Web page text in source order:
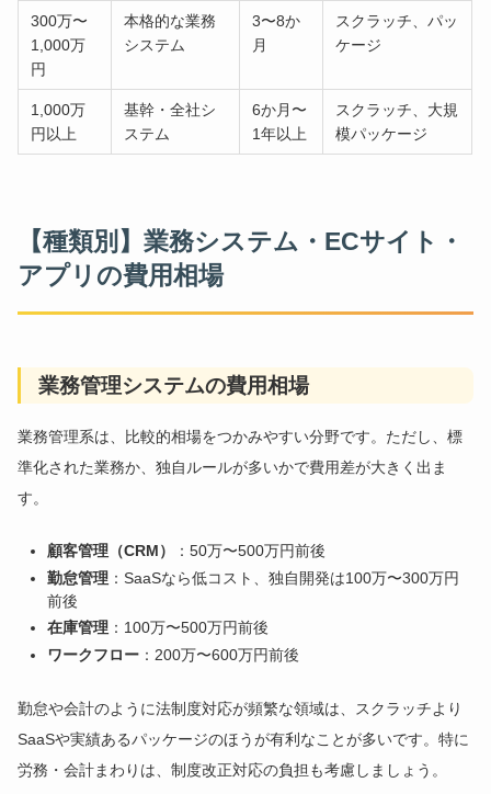
300万〜
1,000万
円
本格的な業務
システム
3〜8か
月
スクラッチ、パッ
ケージ
1,000万
円以上
基幹・全社シ
ステム
6か月〜
1年以上
スクラッチ、大規
模パッケージ
【種類別】業務システム・ECサイト・
アプリの費用相場
業務管理システムの費用相場
業務管理系は、比較的相場をつかみやすい分野です。ただし、標
準化された業務か、独自ルールが多いかで費用差が大きく出ま
す。
顧客管理（CRM）
：50万〜500万円前後
勤怠管理 ：SaaSなら低コスト、独自開発は100万〜300万円
前後
在庫管理 ：100万〜500万円前後
ワークフロー ：200万〜600万円前後
勤怠や会計のように法制度対応が頻繁な領域は、スクラッチより
SaaSや実績あるパッケージのほうが有利なことが多いです。特に
労務・会計まわりは、制度改正対応の負担も考慮しましょう。